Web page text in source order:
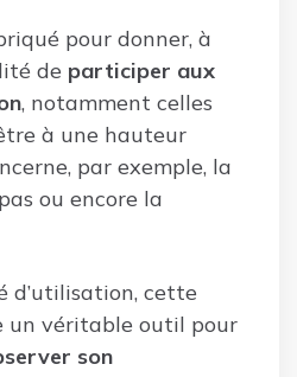
pour donner, à
de participer aux
, notamment celles
à une hauteur
par exemple, la
ou encore la
d’utilisation, cette
un véritable outil pour
son